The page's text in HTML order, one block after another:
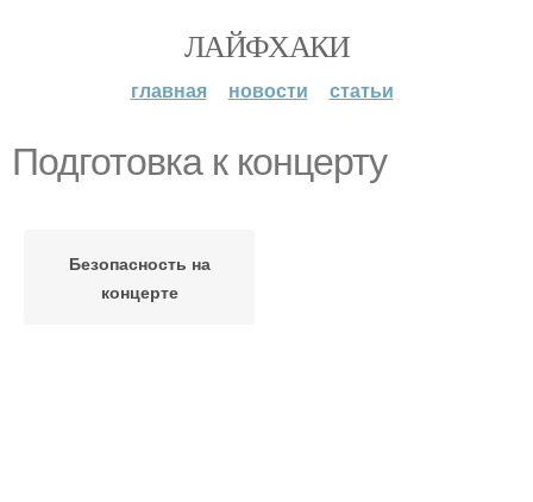
ЛАЙФХАКИ
главная новости статьи
Подготовка к концерту
Безопасность на
концерте